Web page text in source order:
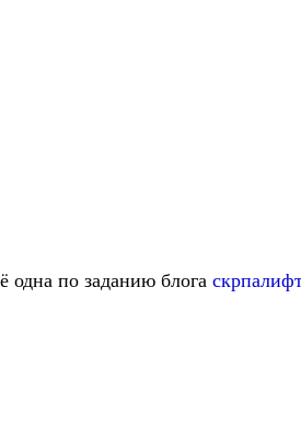
одна по заданию блога